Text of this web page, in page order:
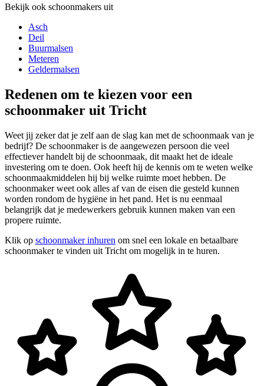
Bekijk ook schoonmakers uit
Asch
Deil
Buurmalsen
Meteren
Geldermalsen
Redenen om te kiezen voor een
schoonmaker uit Tricht
Weet jij zeker dat je zelf aan de slag kan met de schoonmaak van je
bedrijf? De schoonmaker is de aangewezen persoon die veel
effectiever handelt bij de schoonmaak, dit maakt het de ideale
investering om te doen. Ook heeft hij de kennis om te weten welke
schoonmaakmiddelen hij bij welke ruimte moet hebben. De
schoonmaker weet ook alles af van de eisen die gesteld kunnen
worden rondom de hygiëne in het pand. Het is nu eenmaal
belangrijk dat je medewerkers gebruik kunnen maken van een
propere ruimte.
Klik op schoonmaker inhuren om snel een lokale en betaalbare
schoonmaker te vinden uit Tricht om mogelijk in te huren.